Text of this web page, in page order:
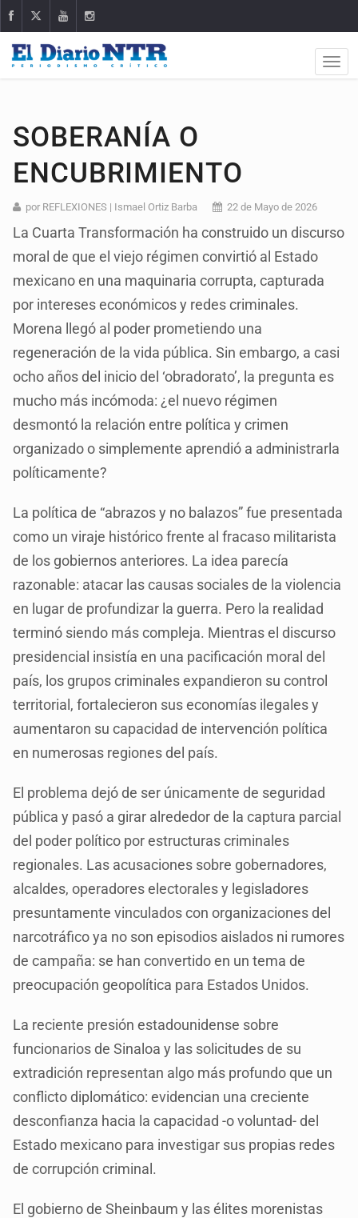
SOBERANÍA O
ENCUBRIMIENTO
por REFLEXIONES | Ismael Ortiz Barba 22 de Mayo de 2026
La Cuarta Transformación ha construido un discurso
moral de que el viejo régimen convirtió al Estado
mexicano en una maquinaria corrupta, capturada
por intereses económicos y redes criminales.
Morena llegó al poder prometiendo una
regeneración de la vida pública. Sin embargo, a casi
ocho años del inicio del ‘obradorato’, la pregunta es
mucho más incómoda: ¿el nuevo régimen
desmontó la relación entre política y crimen
organizado o simplemente aprendió a administrarla
políticamente?
La política de “abrazos y no balazos” fue presentada
como un viraje histórico frente al fracaso militarista
de los gobiernos anteriores. La idea parecía
razonable: atacar las causas sociales de la violencia
en lugar de profundizar la guerra. Pero la realidad
terminó siendo más compleja. Mientras el discurso
presidencial insistía en una pacificación moral del
país, los grupos criminales expandieron su control
territorial, fortalecieron sus economías ilegales y
aumentaron su capacidad de intervención política
en numerosas regiones del país.
El problema dejó de ser únicamente de seguridad
pública y pasó a girar alrededor de la captura parcial
del poder político por estructuras criminales
regionales. Las acusaciones sobre gobernadores,
alcaldes, operadores electorales y legisladores
presuntamente vinculados con organizaciones del
narcotráfico ya no son episodios aislados ni rumores
de campaña: se han convertido en un tema de
preocupación geopolítica para Estados Unidos.
La reciente presión estadounidense sobre
funcionarios de Sinaloa y las solicitudes de su
extradición representan algo más profundo que un
conflicto diplomático: evidencian una creciente
desconfianza hacia la capacidad -o voluntad- del
Estado mexicano para investigar sus propias redes
de corrupción criminal.
El gobierno de Sheinbaum y las élites morenistas